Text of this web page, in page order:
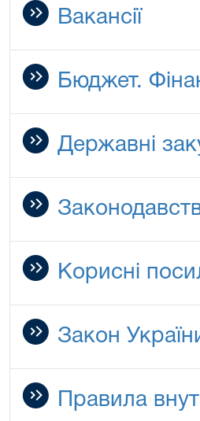
Вакансії
Бюджет.
Державні
Корисні
Закон
Правила